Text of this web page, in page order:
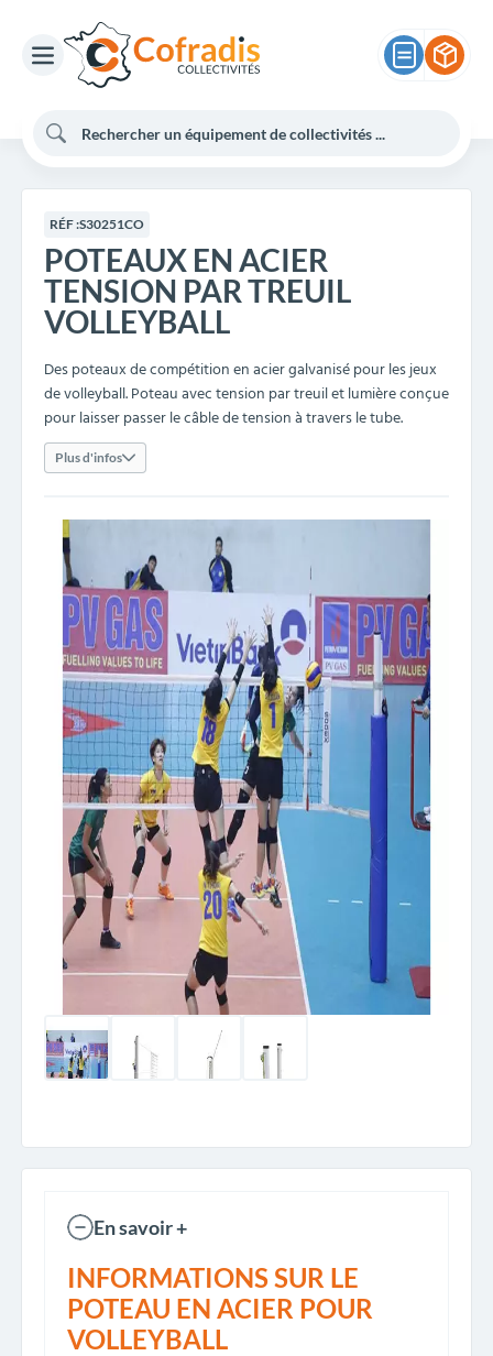
RÉF :S30251CO
POTEAUX EN ACIER
TENSION PAR TREUIL
VOLLEYBALL
Des poteaux de compétition en acier galvanisé pour les jeux
de volleyball. Poteau avec tension par treuil et lumière conçue
pour laisser passer le câble de tension à travers le tube.
Plus d'infos
En savoir +
INFORMATIONS SUR LE
POTEAU EN ACIER POUR
VOLLEYBALL